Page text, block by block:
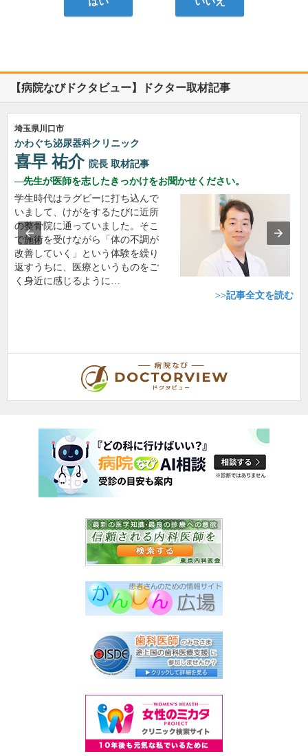
【病院なびドクタビュー】ドクター取材記事
埼玉県川口市
かわぐち泌尿器科クリニック
喜早 祐介 院長 取材記事
先生が医師を志したきっかけをお聞かせください。
学生時代はラグビーに打ち込んで
いまして、けがをするたびに近所
の整骨院に通っていました。そこ
で施術を受けながら「体の不調が
改善していく」という体験を繰り
返すうちに、医療というものをご
く身近に感じるように…
>>記事全文を読む